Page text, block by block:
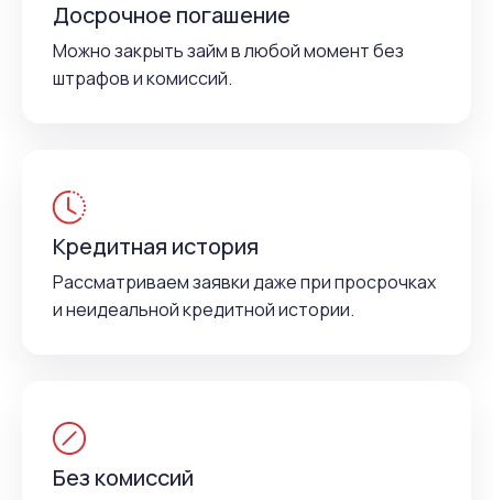
Досрочное погашение
Можно закрыть займ в любой момент без
штрафов и комиссий.
Кредитная история
Рассматриваем заявки даже при просрочках
и неидеальной кредитной истории.
Без комиссий